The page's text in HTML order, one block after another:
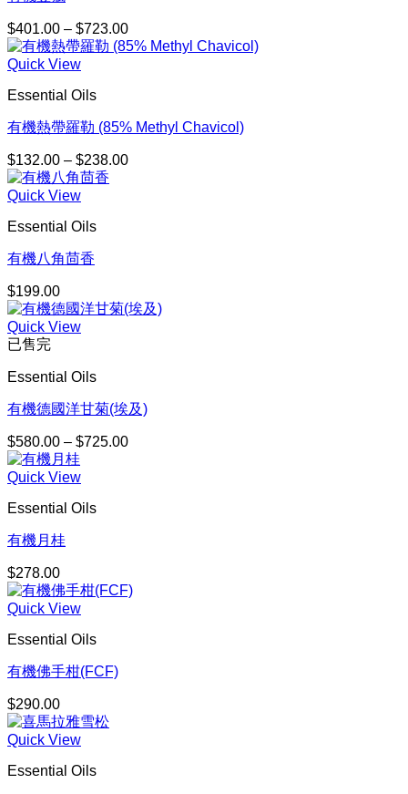
$401.00 – $723.00價
格
到
$723.00
Quick View
Essential Oils
有機熱帶羅勒 (85% Methyl Chavicol)
$132.00 – $238.00價
Quick View
Essential Oils
有機八角茴香
$199.00
Quick View
已售完
Essential Oils
有機德國洋甘菊(埃及)
$580.00 – $725.00價
Quick View
Essential Oils
有機月桂
$278.00
Quick View
Essential Oils
有機佛手柑(FCF)
$290.00
Quick View
Essential Oils